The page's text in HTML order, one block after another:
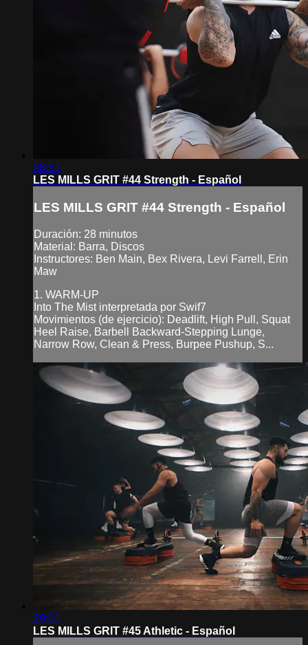
28:51
LES MILLS GRIT #44 Strength - Español
LES MILLS GRIT #44 Strength - Español
Duración: 28 minutos
Material: Barra, Discos
Instructores: Ben Main, Bex Rivera, Levi Farrell, Erin
Maw
1. WARM-UP
Into The Mist interpretada por Swif7
Movimientos (de ejercicio): Deadlift, High Pull, Squat
Heel Raise, Barbell Backward-Stepping Lunge,
Narrow Row, Clean & Press, Burpee Pushup, S...
29:01
LES MILLS GRIT #45 Athletic - Español